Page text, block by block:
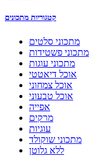
קטגוריות מתכונים
מתכוני סלטים
מתכוני פשטידות
מתכוני עוגות
אוכל דיאטטי
אוכל צמחוני
אוכל טבעוני
אפייה
מרקים
עוגיות
מתכוני שוקולד
ללא גלוטן